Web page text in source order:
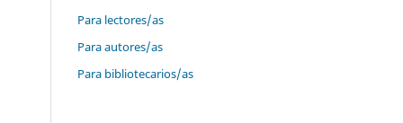
Para lectores/as
Para autores/as
Para bibliotecarios/as